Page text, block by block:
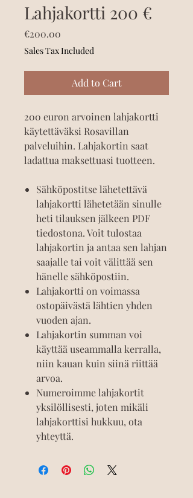
Lahjakortti 200 €
€200.00
Sales Tax Included
Add to Cart
200 euron arvoinen lahjakortti
käytettäväksi Rosavillan
palveluihin. Lahjakortin saat
ladattua maksettuasi tuotteen.
Sähköpostitse lähetettävä
lahjakortti lähetetään sinulle
heti tilauksen jälkeen PDF
tiedostona. Voit tulostaa
lahjakortin ja antaa sen lahjan
saajalle tai voit välittää sen
hänelle sähköpostiin.
Lahjakortti on voimassa
ostopäivästä lähtien yhden
vuoden ajan.
Lahjakortin summan voi
käyttää useammalla kerralla,
niin kauan kuin siinä riittää
arvoa.
Numeroimme lahjakortit
yksilöllisesti, joten mikäli
lahjakorttisi hukkuu, ota
yhteyttä.